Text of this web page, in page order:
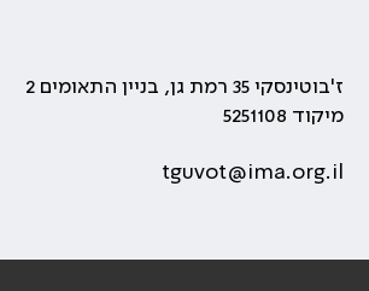
ז'בוטינסקי 35 רמת גן, בניין התאומים 2
מיקוד 5251108
tguvot@ima.org.il